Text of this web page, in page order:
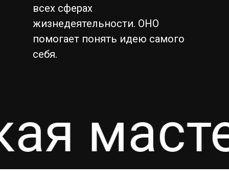
Просмотр Корзины Оформление Заказа
всех сферах
жизнедеятельности. ОНО
помогает понять идею самого
себя.